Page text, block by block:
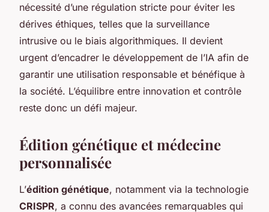
nécessité d’une régulation stricte pour éviter les
dérives éthiques, telles que la surveillance
intrusive ou le biais algorithmiques. Il devient
urgent d’encadrer le développement de l’IA afin de
garantir une utilisation responsable et bénéfique à
la société. L’équilibre entre innovation et contrôle
reste donc un défi majeur.
Édition génétique et médecine
personnalisée
L’édition génétique, notamment via la technologie
CRISPR, a connu des avancées remarquables qui